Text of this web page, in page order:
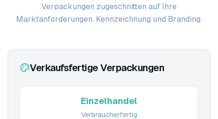
Verpackungen zugeschnitten auf Ihre
Marktanforderungen, Kennzeichnung und Branding.
Verkaufsfertige Verpackungen
Einzelhandel
Verbraucherfertig